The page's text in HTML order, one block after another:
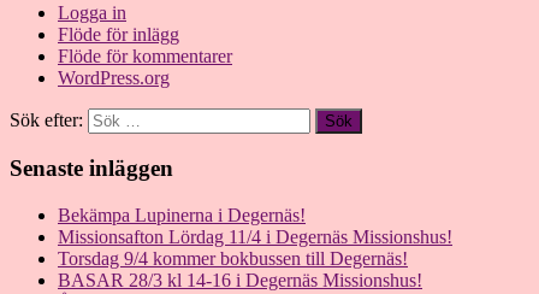
Logga in
Flöde för inlägg
Flöde för kommentarer
WordPress.org
Sök efter:
Senaste inläggen
Bekämpa Lupinerna i Degernäs!
Missionsafton Lördag 11/4 i Degernäs Missionshus!
Torsdag 9/4 kommer bokbussen till Degernäs!
BASAR 28/3 kl 14-16 i Degernäs Missionshus!